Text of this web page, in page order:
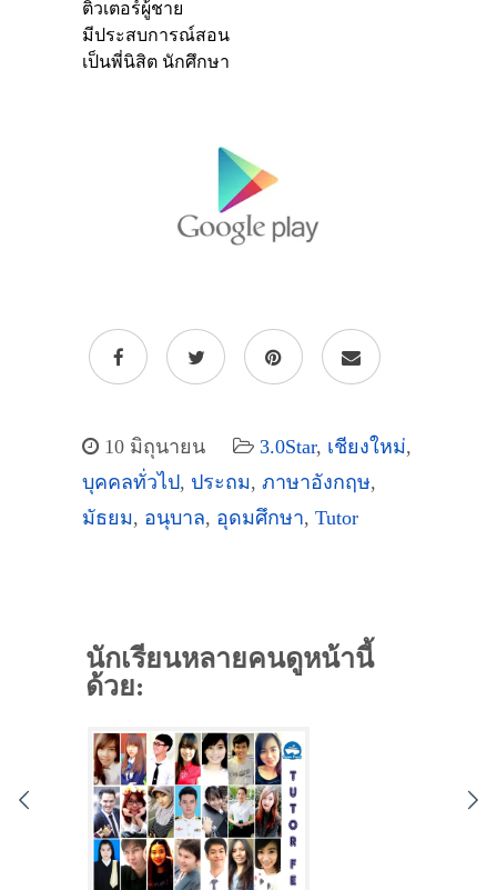
10 มิถุนายน 3.0Star, เชียงใหม่,
บุคคลทั่วไป, ประถม, ภาษาอังกฤษ,
มัธยม, อนุบาล, อุดมศึกษา, Tutor
นักเรียนหลายคนดูหน้านี้
ด้วย: